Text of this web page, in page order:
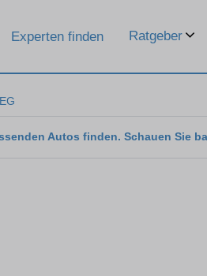
Experten finden Ratgeber
Autos finden. Schauen Sie